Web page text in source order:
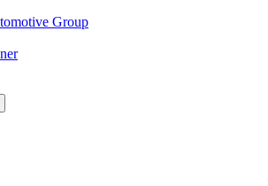
Group